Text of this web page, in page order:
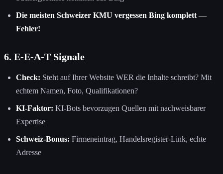
Die meisten Schweizer KMU vergessen Bing komplett —
Fehler!
6. E-E-A-T Signale
Check: Steht auf Ihrer Website WER die Inhalte schreibt? Mit
echtem Namen, Foto, Qualifikationen?
KI-Faktor: KI-Bots bevorzugen Quellen mit nachweisbarer
Expertise
Schweiz-Bonus: Firmeneintrag, Handelsregister-Link, echte
Adresse